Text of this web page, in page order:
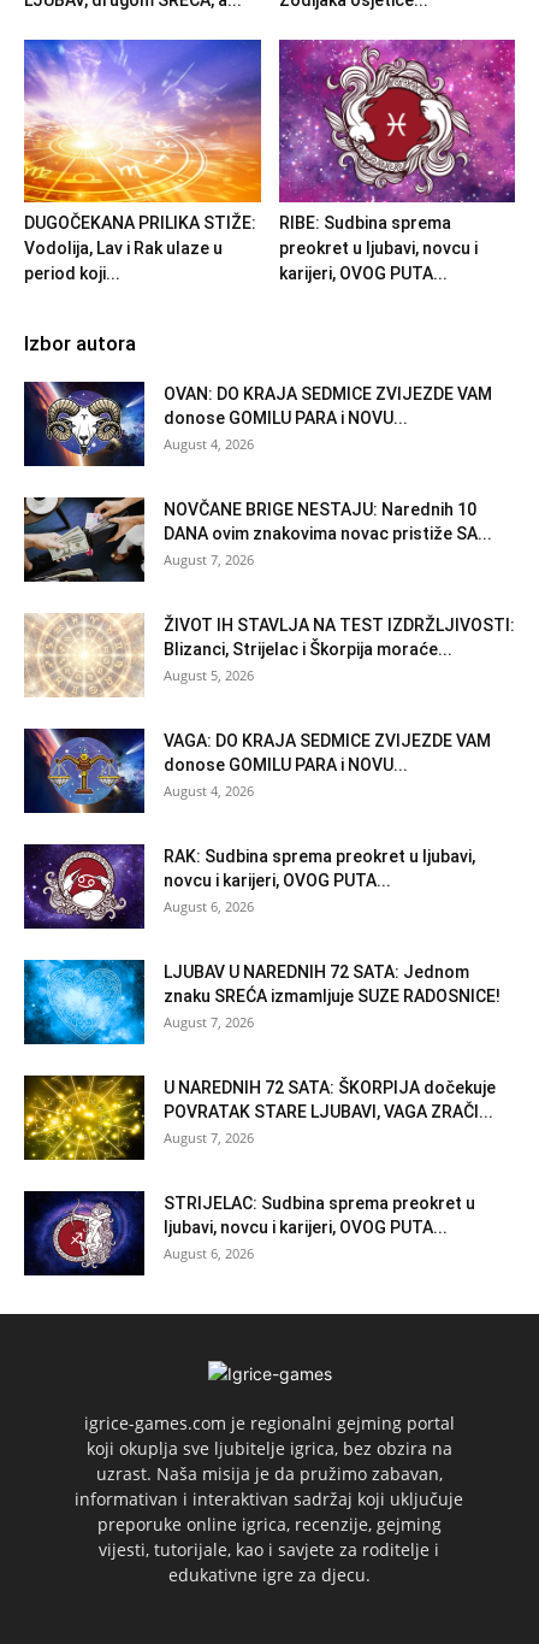
DUGOČEKANA PRILIKA STIŽE:
Vodolija, Lav i Rak ulaze u
period koji...
RIBE: Sudbina sprema
preokret u ljubavi, novcu i
karijeri, OVOG PUTA...
Izbor autora
OVAN: DO KRAJA SEDMICE ZVIJEZDE VAM
donose GOMILU PARA i NOVU...
August 4, 2026
NOVČANE BRIGE NESTAJU: Narednih 10
DANA ovim znakovima novac pristiže SA...
August 7, 2026
ŽIVOT IH STAVLJA NA TEST IZDRŽLJIVOSTI:
Blizanci, Strijelac i Škorpija moraće...
August 5, 2026
VAGA: DO KRAJA SEDMICE ZVIJEZDE VAM
donose GOMILU PARA i NOVU...
August 4, 2026
RAK: Sudbina sprema preokret u ljubavi,
novcu i karijeri, OVOG PUTA...
August 6, 2026
LJUBAV U NAREDNIH 72 SATA: Jednom
znaku SREĆA izmamljuje SUZE RADOSNICE!
August 7, 2026
U NAREDNIH 72 SATA: ŠKORPIJA dočekuje
POVRATAK STARE LJUBAVI, VAGA ZRAČI...
August 7, 2026
STRIJELAC: Sudbina sprema preokret u
ljubavi, novcu i karijeri, OVOG PUTA...
August 6, 2026
igrice-games.com je regionalni gejming portal
koji okuplja sve ljubitelje igrica, bez obzira na
uzrast. Naša misija je da pružimo zabavan,
informativan i interaktivan sadržaj koji uključuje
preporuke online igrica, recenzije, gejming
vijesti, tutorijale, kao i savjete za roditelje i
edukativne igre za djecu.